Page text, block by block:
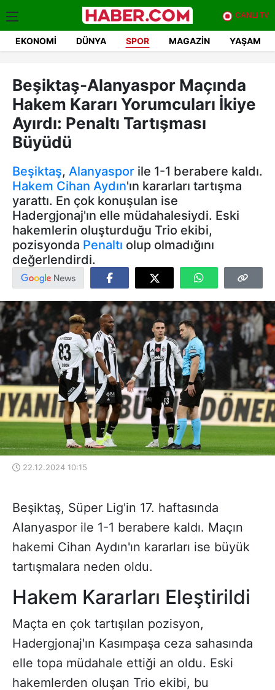
CANLI TV
EKONOMI DÜNYA SPOR MAGAZIN YAŞAM
Beşiktaş-Alanyaspor Maçında
Hakem Kararı Yorumcuları İkiye
Ayırdı: Penaltı Tartışması
Büyüdü
Beşiktaş, Alanyaspor ile 1-1 berabere kaldı.
Hakem Cihan Aydın'ın kararları tartışma
yarattı. En çok konuşulan ise
Hadergjonaj'ın elle müdahalesiydi. Eski
hakemlerin oluşturduğu Trio ekibi,
pozisyonda Penaltı olup olmadığını
değerlendirdi.
22.12.2024 10:15
Beşiktaş, Süper Lig'in 17. haftasında
Alanyaspor ile 1-1 berabere kaldı. Maçın
hakemi Cihan Aydın'ın kararları ise büyük
tartışmalara neden oldu.
Hakem Kararları Eleştirildi
Maçta en çok tartışılan pozisyon,
Hadergjonaj'ın Kasımpaşa ceza sahasında
elle topa müdahale ettiği an oldu. Eski
hakemlerden oluşan Trio ekibi, bu